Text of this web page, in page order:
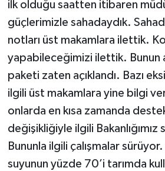
ilk olduğu saatten itibaren
güçlerimizle sahadaydık.
notları üst makamlara ilettik.
yapabileceğimizi ilettik. Bunun
paketi zaten açıklandı. Bazı
ilgili üst makamlara yine bilgi
onlarda en kısa zamanda
değişikliğiyle ilgili Bakanlığımız
Bununla ilgili çalışmalar
suyunun yüzde 70’i tarımda